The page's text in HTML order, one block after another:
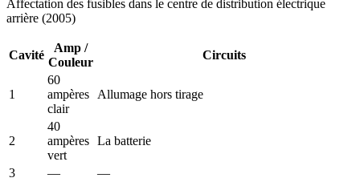
Affectation des fusibles dans le centre de distribution électrique
arrière (2005)
Cavité
Amp /
Couleur
Circuits
1
60
ampères
clair
Allumage hors tirage
2
40
ampères
vert
La batterie
3 — —